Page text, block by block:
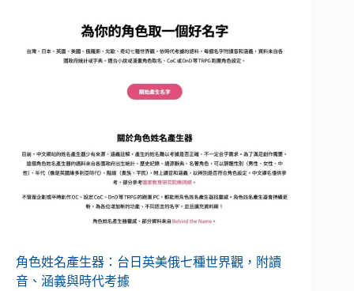
角色姓名產生器：台日英美俄七種世界觀，附讀
音、涵義與時代考據